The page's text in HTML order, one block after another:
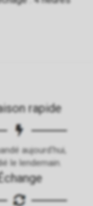
rapide
aujourd'hui,
le lendemain.